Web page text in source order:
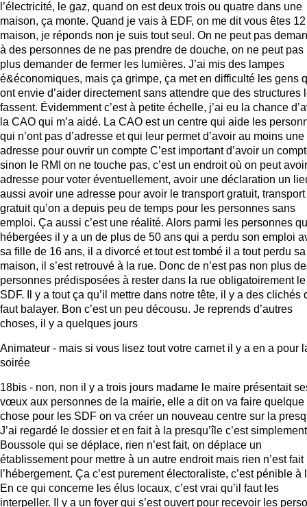
l’électricité, le gaz, quand on est deux trois ou quatre dans une
maison, ça monte. Quand je vais à EDF, on me dit vous êtes
maison, je réponds non je suis tout seul. On ne peut pas
à des personnes de ne pas prendre de douche, on ne peut pas
plus demander de fermer les lumières. J’ai mis des lampes
é&économiques, mais ça grimpe, ça met en difficulté les gens
ont envie d’aider directement sans attendre que des structures
fassent. Évidemment c’est à petite échelle, j’ai eu la chance
la CAO qui m’a aidé. La CAO est un centre qui aide les
qui n’ont pas d’adresse et qui leur permet d’avoir au moins une
adresse pour ouvrir un compte C’est important d’avoir un
sinon le RMI on ne touche pas, c’est un endroit où on peut
adresse pour voter éventuellement, avoir une déclaration un
aussi avoir une adresse pour avoir le transport gratuit, transport
gratuit qu’on a depuis peu de temps pour les personnes sans
emploi. Ça aussi c’est une réalité. Alors parmi les personnes
hébergées il y a un de plus de 50 ans qui a perdu son emploi
sa fille de 16 ans, il a divorcé et tout est tombé il a tout perdu sa
maison, il s’est retrouvé à la rue. Donc de n’est pas non plus
personnes prédisposées à rester dans la rue obligatoirement le
SDF. Il y a tout ça qu’il mettre dans notre tête, il y a des clichés
faut balayer. Bon c’est un peu décousu. Je reprends d’autres
choses, il y a quelques jours
Animateur - mais si vous lisez tout votre carnet il y a en a pour
soirée
18bis - non, non il y a trois jours madame le maire présentait
vœux aux personnes de la mairie, elle a dit on va faire quelque
chose pour les SDF on va créer un nouveau centre sur la
J’ai regardé le dossier et en fait à la presqu’île c’est
Boussole qui se déplace, rien n’est fait, on déplace un
établissement pour mettre à un autre endroit mais rien n’est fait
l’hébergement. Ça c’est purement électoraliste, c’est pénible à
En ce qui concerne les élus locaux, c’est vrai qu’il faut les
interpeller. Il y a un foyer qui s’est ouvert pour recevoir les